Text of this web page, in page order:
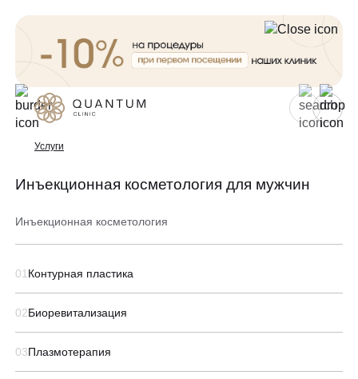
Консультативный приём
Инъекционная косметология
Аппаратная косметология
Эстетическая косметология
Гинекология
Проблемы
До/после
О клинике
Услуги
Инъекционная косметология для мужчин
Инъекционная косметология
01 Контурная пластика
02Биоревитализация
03Плазмотерапия